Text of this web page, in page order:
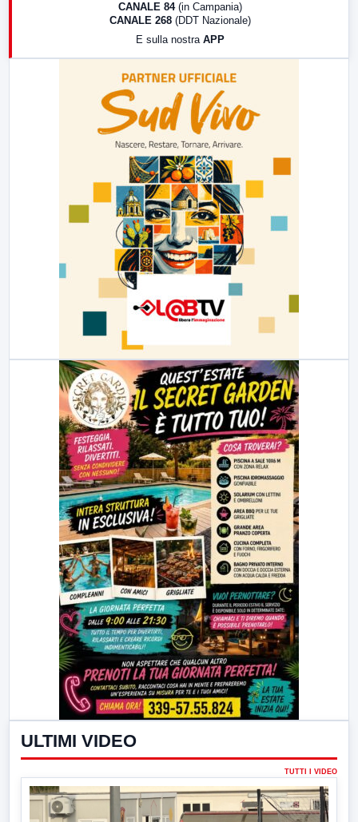
CANALE 84 (in Campania)
CANALE 268 (DDT Nazionale)
E sulla nostra APP
ULTIMI VIDEO
TUTTI I VIDEO